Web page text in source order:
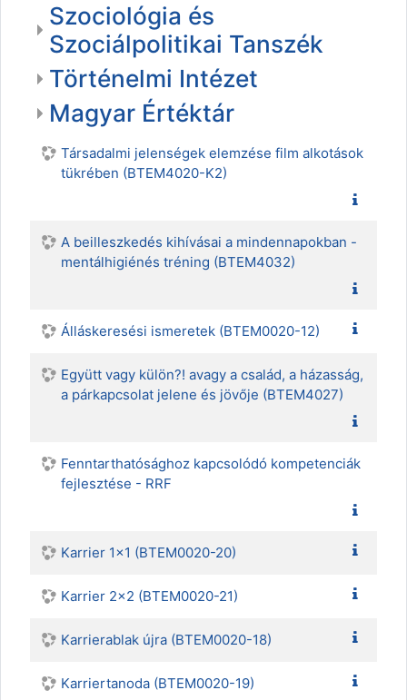
Szociológia és
Szociálpolitikai Tanszék
Történelmi Intézet
Magyar Értéktár
Társadalmi jelenségek elemzése film alkotások
tükrében (BTEM4020-K2)
A beilleszkedés kihívásai a mindennapokban -
mentálhigiénés tréning (BTEM4032)
Álláskeresési ismeretek (BTEM0020-12)
Együtt vagy külön?! avagy a család, a házasság,
a párkapcsolat jelene és jövője (BTEM4027)
Fenntarthatósághoz kapcsolódó kompetenciák
fejlesztése - RRF
Karrier 1x1 (BTEM0020-20)
Karrier 2x2 (BTEM0020-21)
Karrierablak újra (BTEM0020-18)
Karriertanoda (BTEM0020-19)